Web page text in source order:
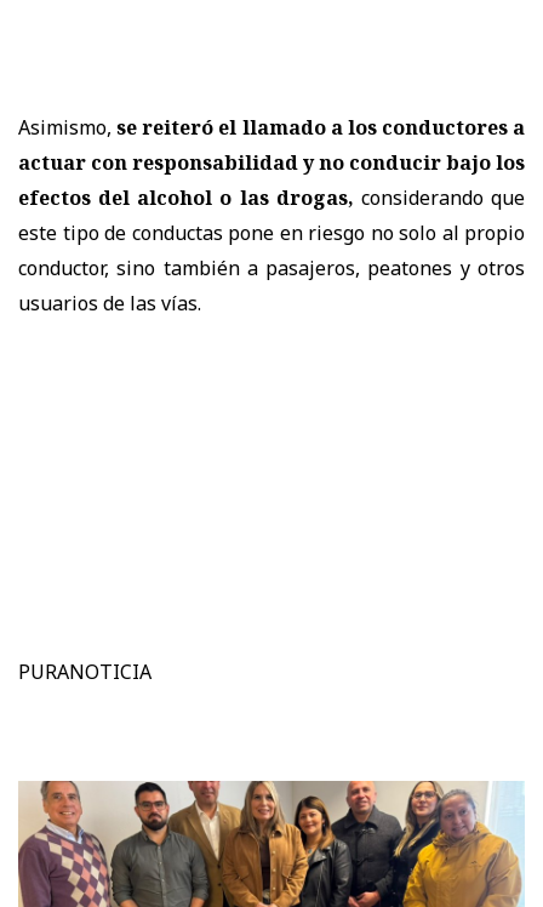
Asimismo,se reiteró el llamado a los conductores a
actuar con responsabilidad y no conducir bajo los
efectos del alcohol o las drogas, considerando que
este tipo de conductas pone en riesgo no solo al propio
conductor, sino también a pasajeros, peatones y otros
usuarios de las vías.
PURANOTICIA